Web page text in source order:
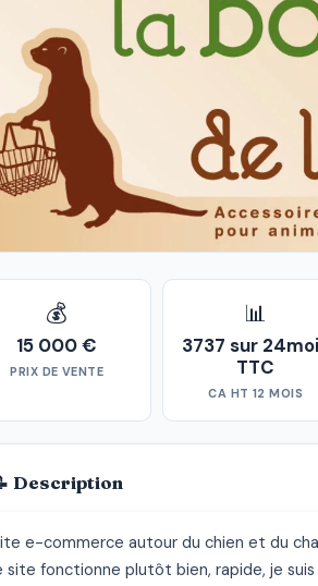
💰
15 000 €
PRIX DE VENTE
📊
3737 sur
TTC
CA HT 12 MOIS
Description
e-commerce autour du chien et du
site fonctionne plutôt bien, rapide, je